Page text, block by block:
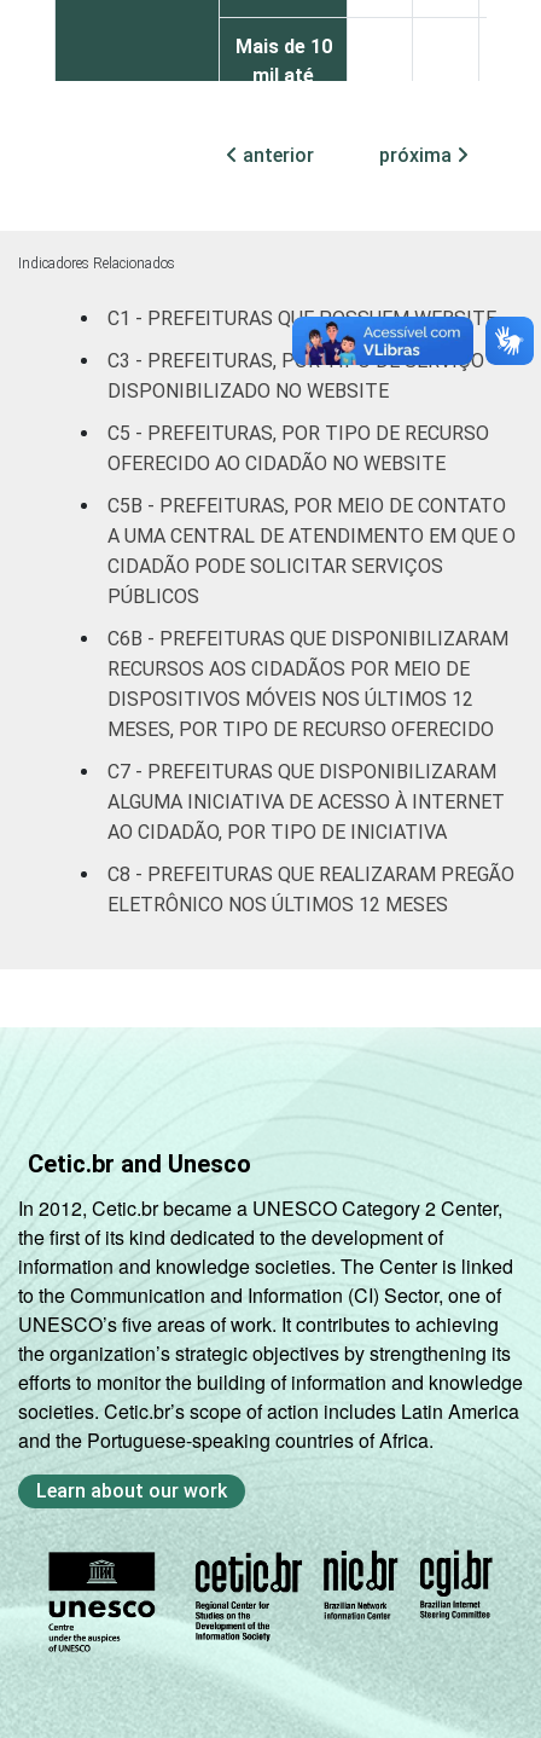
Mais de 10
mil até
habitantes
Mais de
500 mil
habitantes
93
Estudos para o Desenvolvimento da
Sociedade da Informação (Cetic.br),
Pesquisa sobre o uso das tecnologias de
informação e comunicação no setor público
brasileiro - TIC Governo Eletrônico 2019.
anterior próxima
Indicadores Relacionados
C1 - PREFEITURAS QUE POSSUEM WEBSITE
C3 - PREFEITURAS, POR TIPO DE SERVIÇO
DISPONIBILIZADO NO WEBSITE
C5 - PREFEITURAS, POR TIPO DE RECURSO
OFERECIDO AO CIDADÃO NO WEBSITE
C5B - PREFEITURAS, POR MEIO DE CONTATO
A UMA CENTRAL DE ATENDIMENTO EM QUE O
CIDADÃO PODE SOLICITAR SERVIÇOS
PÚBLICOS
C6B - PREFEITURAS QUE DISPONIBILIZARAM
RECURSOS AOS CIDADÃOS POR MEIO DE
DISPOSITIVOS MÓVEIS NOS ÚLTIMOS 12
MESES, POR TIPO DE RECURSO OFERECIDO
C7 - PREFEITURAS QUE DISPONIBILIZARAM
ALGUMA INICIATIVA DE ACESSO À INTERNET
AO CIDADÃO, POR TIPO DE INICIATIVA
C8 - PREFEITURAS QUE REALIZARAM PREGÃO
ELETRÔNICO NOS ÚLTIMOS 12 MESES
Cetic.br and Unesco
In 2012, Cetic.br became a UNESCO Category 2 Center,
the first of its kind dedicated to the development of
information and knowledge societies. The Center is linked
to the Communication and Information (CI) Sector, one of
UNESCO’s five areas of work. It contributes to achieving
the organization’s strategic objectives by strengthening its
efforts to monitor the building of information and knowledge
societies. Cetic.br’s scope of action includes Latin America
and the Portuguese-speaking countries of Africa.
Learn about our work